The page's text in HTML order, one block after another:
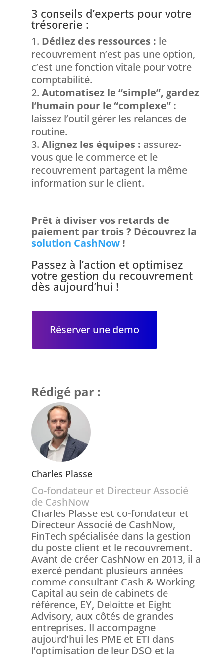
3 conseils d’experts pour votre
trésorerie :
Dédiez des ressources : le
recouvrement n’est pas une option,
c’est une fonction vitale pour votre
comptabilité.
Automatisez le “simple”, gardez
l’humain pour le “complexe” :
laissez l’outil gérer les relances de
routine.
Alignez les équipes : assurez-
vous que le commerce et le
recouvrement partagent la même
information sur le client.
Prêt à diviser vos retards de
paiement par trois ? Découvrez la
solution CashNow!
Passez à l’action et optimisez
votre gestion du recouvrement
dès aujourd’hui !
Réserver une demo
Rédigé par :
Charles Plasse
Co-fondateur et Directeur Associé
de CashNow
Charles Plasse est co-fondateur et
Directeur Associé de CashNow,
FinTech spécialisée dans la gestion
du poste client et le recouvrement.
Avant de créer CashNow en 2013, il a
exercé pendant plusieurs années
comme consultant Cash & Working
Capital au sein de cabinets de
référence, EY, Deloitte et Eight
Advisory, aux côtés de grandes
entreprises. Il accompagne
aujourd’hui les PME et ETI dans
l’optimisation de leur DSO et la